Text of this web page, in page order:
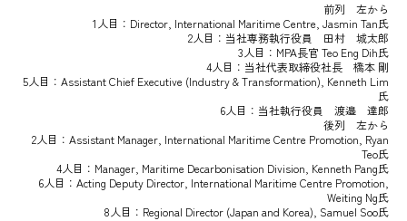
前列 左から
1人目：Director, International Maritime Centre, Jasmin Tan氏
2人目：当社専務執行役員 田村 城太郎
3人目：MPA長官 Teo Eng Dih氏
4人目：当社代表取締役社長 橋本 剛
5人目：Assistant Chief Executive (Industry & Transformation), Kenneth Lim
氏
6人目：当社執行役員 渡邉 達郎
後列 左から
2人目：Assistant Manager, International Maritime Centre Promotion, Ryan
Teo氏
4人目：Manager, Maritime Decarbonisation Division, Kenneth Pang氏
6人目：Acting Deputy Director, International Maritime Centre Promotion,
Weiting Ng氏
8人目：Regional Director (Japan and Korea), Samuel Soo氏